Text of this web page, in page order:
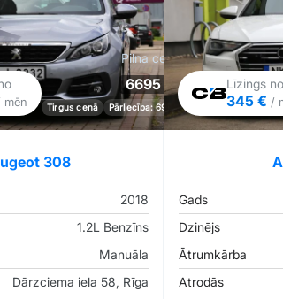
mēn
Pilna cena
6695 €
Tirgus cenā Pārliecība: 69%
308
2018
1.2L Benzīns
Manuāla
Dārzciema iela 58, Rīga
Līzings no
345 € /
Gads
Dzinējs
Ātrumkārba
Atrodās